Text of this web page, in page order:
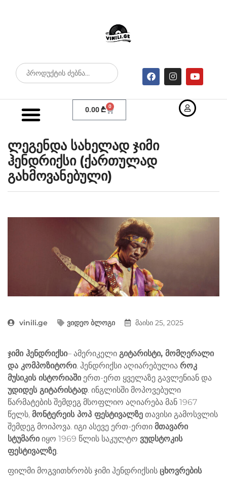
0.00₾ 0
ლეგენდა სახელად ჯიმი
ჰენდრიქსი (ქართულად
გახმოვანებული)
vinili.ge ვიდეო ბლოგი მაისი 25, 2025
ჯიმი ჰენდრიქსი– ამერიკელი გიტარისტი, მომღერალი
და კომპოზიტორი. ჰენდრიქსი აღიარებულია როკ
მუსიკის ისტორიაში ერთ-ერთ ყველაზე გავლენიან და
უდიდეს გიტარისტად. ინგლისში მოპოვებული
წარმატების შემდეგ მსოფლიო აღიარება მან 1967
წელს, მონტერეის პოპ ფესტივალზე თავისი გამოსვლის
შემდეგ მოიპოვა. იგი ასევე ერთ-ერთი მთავარი
სტუმარი იყო 1969 წლის საკულტო ვუდსტოკის
ფესტივალზე.
ფილმი მოგვითხრობს ჯიმი ჰენდრიქსის ცხოვრების